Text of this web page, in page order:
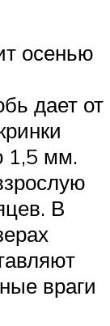
осенью
дает от
1,5 мм.
В
враги